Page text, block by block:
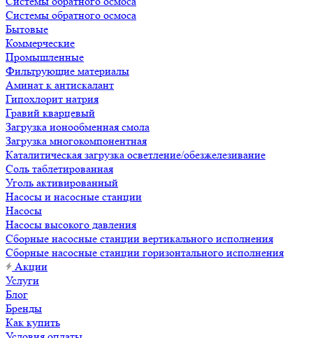
Системы обратного осмоса
Бытовые
Коммерческие
Промышленные
Фильтрующие материалы
Аминат к антискалант
Гипохлорит натрия
Гравий кварцевый
Загрузка ионообменная смола
Загрузка многокомпонентная
Каталитическая загрузка осветление/обезжелезивание
Соль таблетированная
Уголь активированный
Насосы и насосные станции
Насосы
Насосы высокого давления
Сборные насосные станции вертикального исполнения
Сборные насосные станции горизонтального исполнения
Акции
Услуги
Блог
Бренды
Как купить